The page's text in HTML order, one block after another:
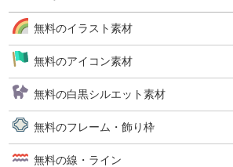
無料のイラスト素材
無料のアイコン素材
無料の白黒シルエット素材
無料のフレーム・飾り枠
無料の線・ライン